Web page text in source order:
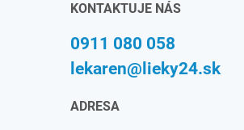
KONTAKTUJE NÁS
0911 080 058
lekaren@lieky24.sk
ADRESA